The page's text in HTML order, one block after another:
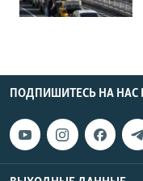
ПОДПИШИТЕСЬ НА НАС